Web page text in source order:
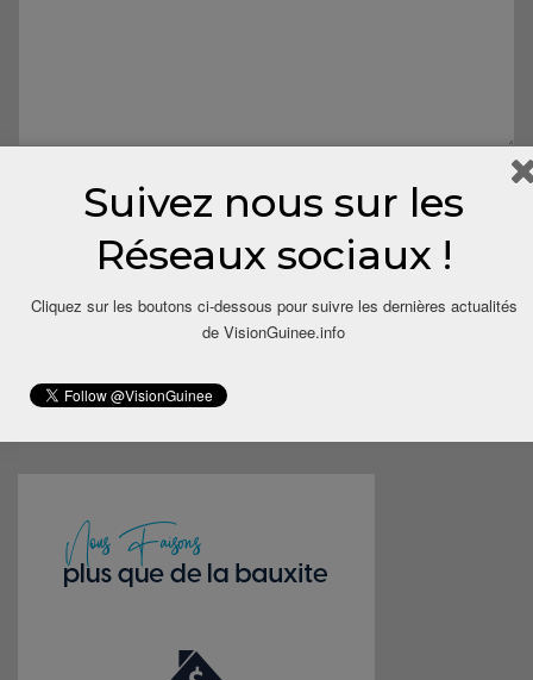
Save my name, email, and website in this browser for the next
Suivez nous sur les
Réseaux sociaux !
Cliquez sur les boutons ci-dessous pour suivre les dernières actualités
de VisionGuinee.info